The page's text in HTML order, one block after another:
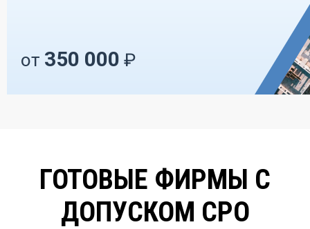
от 350 000 ₽
ГОТОВЫЕ ФИРМЫ С
ДОПУСКОМ СРО